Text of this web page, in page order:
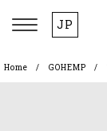
JP
Home GOHEMP